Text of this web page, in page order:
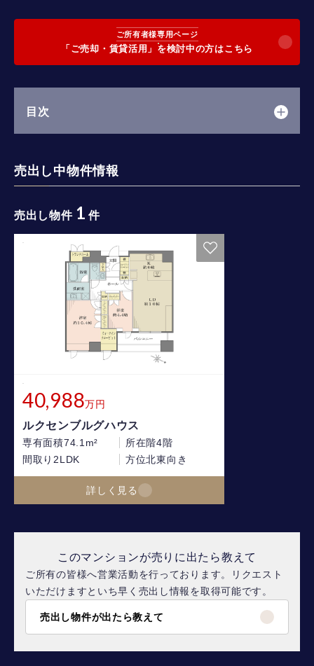
ご所有者様専用ページ
「ご売却・賃貸活用」を検討中の方はこちら
目次
売出し中物件情報
売出し物件 1 件
40,988万円
ルクセンブルグハウス
専有面積74.1m² 所在階4階
間取り 2LDK 方位北東向き
詳しく見る
このマンションが売りに出たら教えて
ご所有の皆様へ営業活動を行っております。リクエスト
いただけますといち早く売出し情報を取得可能です。
売出し物件が出たら教えて